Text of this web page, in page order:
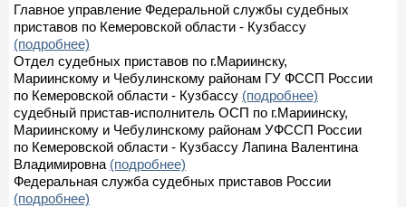
Главное управление Федеральной службы судебных
приставов по Кемеровской области - Кузбассу
(подробнее)
Отдел судебных приставов по г.Мариинску,
Мариинскому и Чебулинскому районам ГУ ФССП России
по Кемеровской области - Кузбассу (подробнее)
судебный пристав-исполнитель ОСП по г.Мариинску,
Мариинскому и Чебулинскому районам УФССП России
по Кемеровской области - Кузбассу Лапина Валентина
Владимировна (подробнее)
Федеральная служба судебных приставов России
(подробнее)